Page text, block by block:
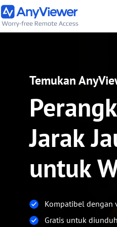
Temukan
Jarak
untuk
Kompatibel dengan
Gratis untuk